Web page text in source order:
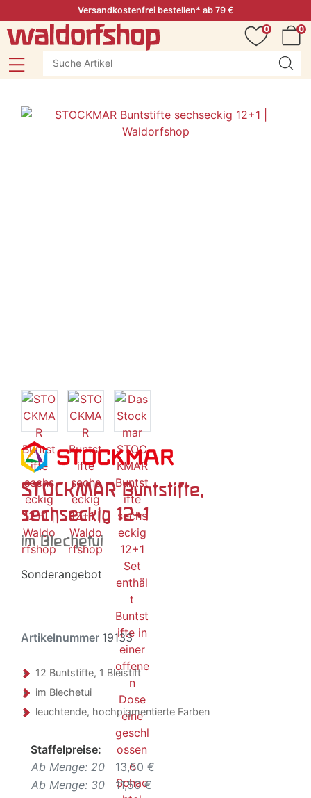
Versandkostenfrei bestellen* ab 79 €
0
0
STOCKMAR Buntstifte,
sechseckig 12+1
im Blechetui
Sonderangebot
Artikelnummer 19133
12 Buntstifte, 1 Bleistift
im Blechetui
leuchtende, hochpigmentierte Farben
Staffelpreise:
Ab Menge: 20
13,50 €
Ab Menge: 30
11,50 €